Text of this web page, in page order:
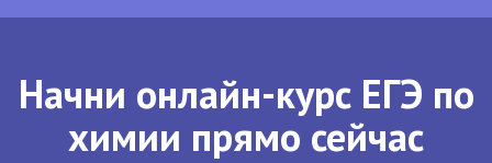
Начни онлайн-курс ЕГЭ по
химии прямо сейчас